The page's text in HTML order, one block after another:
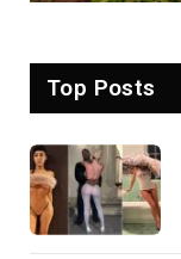
Top Posts